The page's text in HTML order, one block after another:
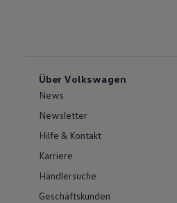
Über Volkswagen
News
Newsletter
Hilfe & Kontakt
Karriere
Händlersuche
Geschäftskunden